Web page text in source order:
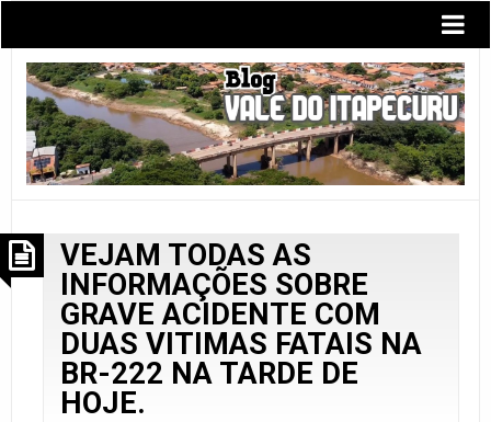
VEJAM TODAS AS
INFORMAÇÕES SOBRE
GRAVE ACIDENTE COM
DUAS VITIMAS FATAIS NA
BR-222 NA TARDE DE
HOJE.